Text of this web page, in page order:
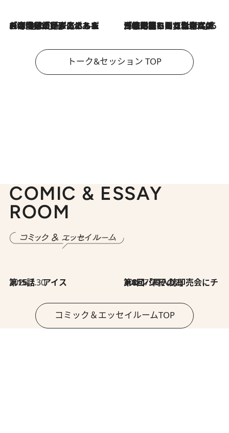
2026.8.3
「今後値上げがあるとすれば…」「リスクがあるのは今年の冬」エネルギー専門家が語る、ホルムズ海峡封鎖が家庭にもたらす“ある心配” 2026.8.3
「住宅建てられない…」「サーチャージ料の高値が続いている」ホルムズ海峡封鎖による影響はいつまで続く？《エネルギー専門家に聞く“どうなる日本の暮らし”》
トーク&セッション TOP
COMIC & ESSAY
ROOM
2026.7.30
第15話 アイス 2026.7.30
第8回「同人誌即売会にチャレンジ その2」
コミック＆エッセイルームTOP